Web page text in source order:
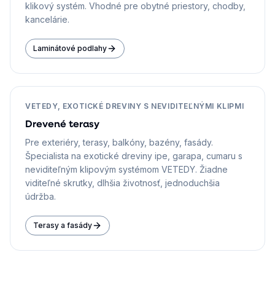
klikový systém. Vhodné pre obytné priestory, chodby,
kancelárie.
Laminátové podlahy
VETEDY, EXOTICKÉ DREVINY S NEVIDITEĽNÝMI KLIPMI
Drevené terasy
Pre exteriéry, terasy, balkóny, bazény, fasády.
Špecialista na exotické dreviny ipe, garapa, cumaru s
neviditeľným klipovým systémom VETEDY. Žiadne
viditeľné skrutky, dlhšia životnosť, jednoduchšia
údržba.
Terasy a fasády